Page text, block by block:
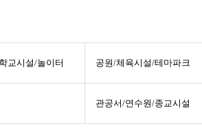
교시설/놀이터 공원/체육시설/테마파크
관공서/연수원/종교시설